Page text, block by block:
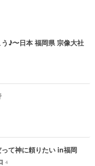
♪〜日本 福岡県 宗像大社
て神に頼りたい in福岡
4